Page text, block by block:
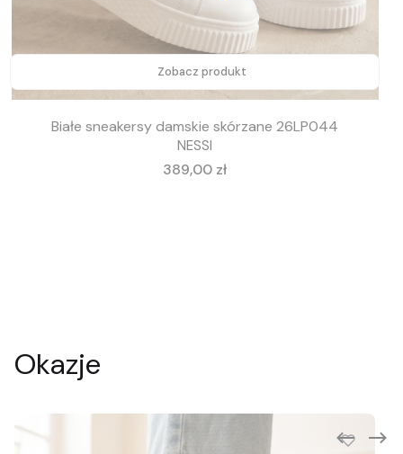
Zobacz produkt
Białe sneakersy damskie skórzane 26LP044
NESSI
Cena
389,00 zł
Okazje